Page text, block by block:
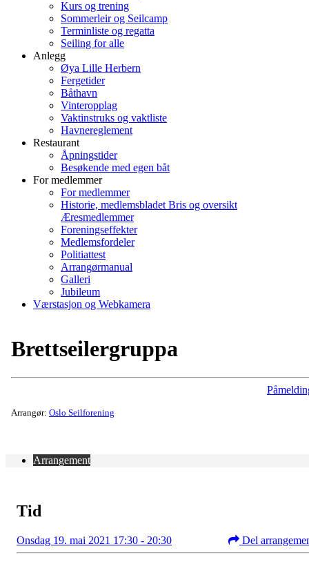
Kurs og trening
Sommerleir og Seilcamp
Terminliste og regatta
Seiling for alle
Anlegg
Øya Lille Herbern
Fergetider
Båthavn
Vinteropplag
Vaktinstruks og vaktliste
Havnereglement
Restaurant
Åpningstider
Besøkende med egen båt
For medlemmer
For medlemmer
Historie, medlemsbladet Bris og oversikt
Æresmedlemmer
Foreningseffekter
Medlemsfordeler
Politiattest
Arrangørmanual
Galleri
Jubileum
Værstasjon og Webkamera
Brettseilergruppa
Arrangør: Oslo Seilforening
Arrangement
Tid
Onsdag 19. mai 2021 17:30 - 20:30 Del